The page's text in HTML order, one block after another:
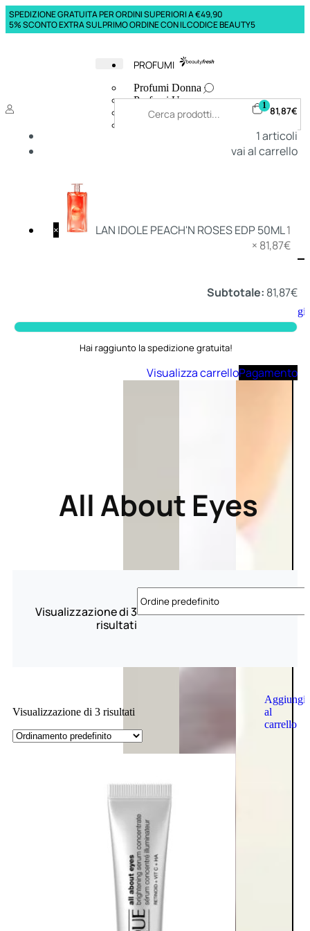
SPEDIZIONE GRATUITA PER ORDINI SUPERIORI A €49,90
5% SCONTO EXTRA SUL PRIMO ORDINE CON IL CODICE BEAUTY5
PROFUMI
Profumi Donna
Profumi Uomo
Deodoranti Donna
Aggiungi
al
Aggiungi
al
carrello
1 81,87€
1articoli
vai al carrello
× LAN IDOLE PEACH'N ROSES EDP 50ML1
× 81,87€
Subtotale: 81,87€
Hai raggiunto la spedizione gratuita!
Visualizza carrelloPagamento
All About Eyes
Visualizzazione di 3
risultati
Visualizzazione di 3 risultati